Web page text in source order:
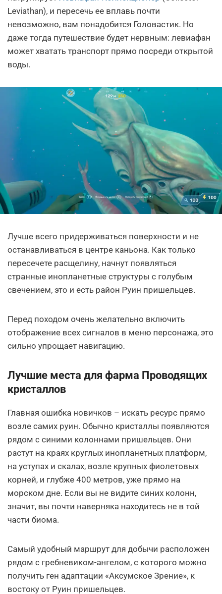
Leviathan), и пересечь ее вплавь почти
невозможно, вам понадобится Головастик. Но
даже тогда путешествие будет нервным: левиафан
может хватать транспорт прямо посреди открытой
воды.
Лучше всего придерживаться поверхности и не
останавливаться в центре каньона. Как только
пересечете расщелину, начнут появляться
странные инопланетные структуры с голубым
свечением, это и есть район Руин пришельцев.
Перед походом очень желательно включить
отображение всех сигналов в меню персонажа, это
сильно упрощает навигацию.
Лучшие места для фарма Проводящих
кристаллов
Главная ошибка новичков – искать ресурс прямо
возле самих руин. Обычно кристаллы появляются
рядом с синими колоннами пришельцев. Они
растут на краях круглых инопланетных платформ,
на уступах и скалах, возле крупных фиолетовых
корней, и глубже 400 метров, уже прямо на
морском дне. Если вы не видите синих колонн,
значит, вы почти наверняка находитесь не в той
части биома.
Самый удобный маршрут для добычи расположен
рядом с гребневиком-ангелом, с которого можно
получить ген адаптации «Аксумское Зрение», к
востоку от Руин пришельцев.